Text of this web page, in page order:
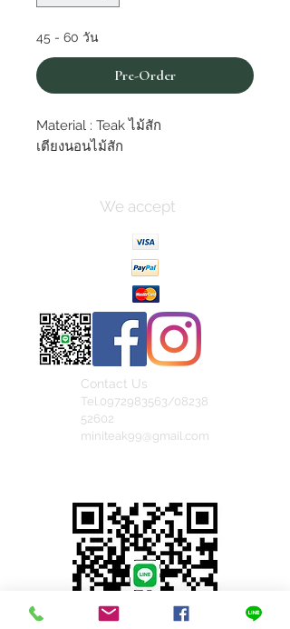
45 - 60 วัน
Pre-Order
Material : Teak ไม้สัก
เตียงนอนไม้สัก
We accept
Contact Us
Tel.0972983563/08238
52602
miniteak99@gmail.com